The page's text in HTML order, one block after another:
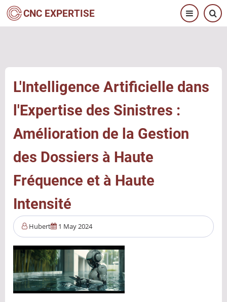
Aller
au
CNC EXPERTISE
L'Intelligence Artificielle dans
l'Expertise des Sinistres :
Amélioration de la Gestion
des Dossiers à Haute
Fréquence et à Haute
Intensité
Hubert 1 May 2024